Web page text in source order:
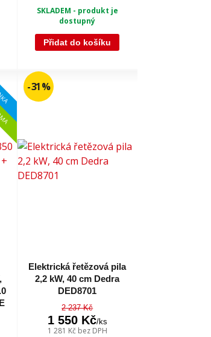
SKLADEM - produkt je
dostupný
Přidat do košíku
- 31 %
Elektrická řetězová pila
2,2 kW, 40 cm Dedra
DED8701
2 237 Kč
1 550 Kč/ks
1 281 Kč bez DPH